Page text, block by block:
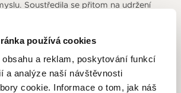
používá cookies
obsahu a reklam, poskytování funkcí
a analýze naší návštěvnosti
cookie. Informace o tom, jak náš
Soustředila se přitom na udržení
obohatila svojí nabídku hodinářských
Minerva de Recherche en Haute
ve Švýcarsku. Tím zároveň získala
malé manufaktury Minervy, která vyráběla